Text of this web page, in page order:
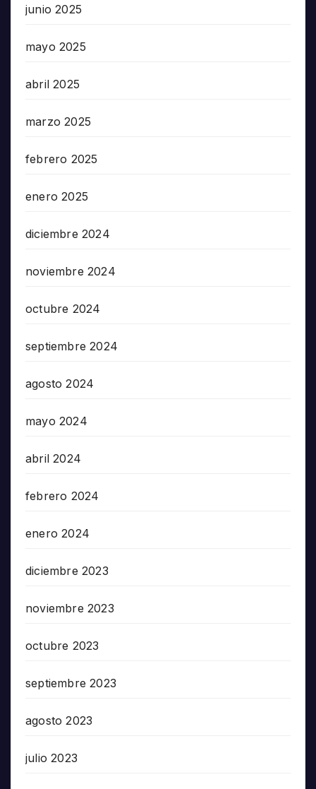
junio 2025
mayo 2025
abril 2025
marzo 2025
febrero 2025
enero 2025
diciembre 2024
noviembre 2024
octubre 2024
septiembre 2024
agosto 2024
mayo 2024
abril 2024
febrero 2024
enero 2024
diciembre 2023
noviembre 2023
octubre 2023
septiembre 2023
agosto 2023
julio 2023